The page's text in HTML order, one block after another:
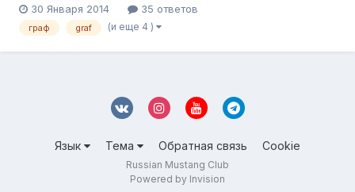
серии, ищу желателей приобрести аналогичный обвес!
Вместе со мной необходимо еще 3 человека. Цена обвеса
30 Января 2014 35 ответов
граф graf (и еще 4 )
Язык Тема Обратная связь Cookie
Russian Mustang Club
Powered by Invision